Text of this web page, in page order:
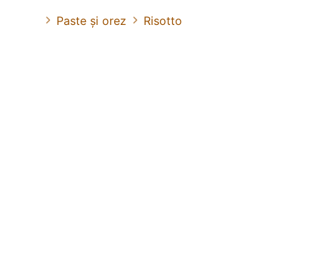
Paste și orez Risotto